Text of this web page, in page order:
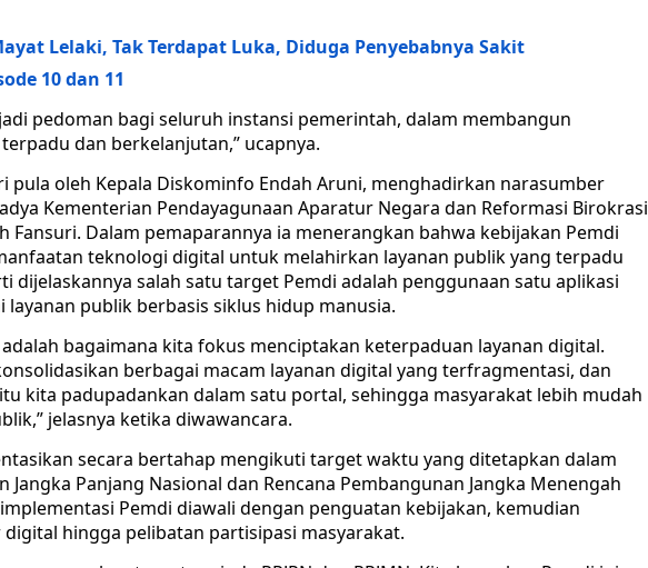
Lelaki, Tak Terdapat Luka, Diduga Penyebabnya Sakit
10 dan 11
pedoman bagi seluruh instansi pemerintah, dalam membangun
dan berkelanjutan,” ucapnya.
pula oleh Kepala Diskominfo Endah Aruni, menghadirkan narasumber
Kementerian Pendayagunaan Aparatur Negara dan Reformasi Birokrasi
Fansuri. Dalam pemaparannya ia menerangkan bahwa kebijakan Pemdi
teknologi digital untuk melahirkan layanan publik yang terpadu
dijelaskannya salah satu target Pemdi adalah penggunaan satu aplikasi
publik berbasis siklus hidup manusia.
bagaimana kita fokus menciptakan keterpaduan layanan digital.
berbagai macam layanan digital yang terfragmentasi, dan
kita padupadankan dalam satu portal, sehingga masyarakat lebih mudah
jelasnya ketika diwawancara.
secara bertahap mengikuti target waktu yang ditetapkan dalam
Jangka Panjang Nasional dan Rencana Pembangunan Jangka Menengah
Pemdi diawali dengan penguatan kebijakan, kemudian
hingga pelibatan partisipasi masyarakat.